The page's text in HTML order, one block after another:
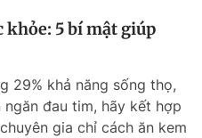
khỏe: 5 bí mật giúp
29% khả năng sống thọ,
đau tim, hãy kết hợp
gia chỉ cách ăn kem